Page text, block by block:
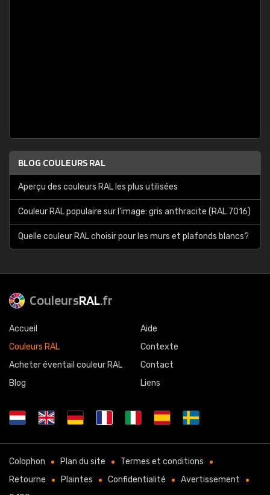
BLOG COULEURS RAL
Aperçu des couleurs RAL les plus utilisées
Couleur RAL populaire sur l'image: gris anthracite (RAL 7016)
Quelle couleur RAL choisir pour les murs et plafonds blancs?
CouleursRAL.fr
Accueil
Couleurs RAL
Acheter éventail couleur RAL
Blog
Aide
Contexte
Contact
Liens
Colophon Plan du site
Termes et conditions
Retourne
Plaintes Confidentialité
Avertissement